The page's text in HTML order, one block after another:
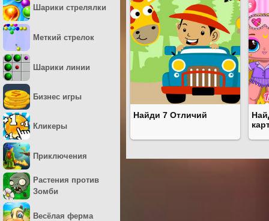
Найди 7 Отличий
Шарики стрелялки
Меткий стрелок
Шарики линии
Бизнес игры
Кликеры
Приключения
Растения против
Зомби
Весёлая ферма